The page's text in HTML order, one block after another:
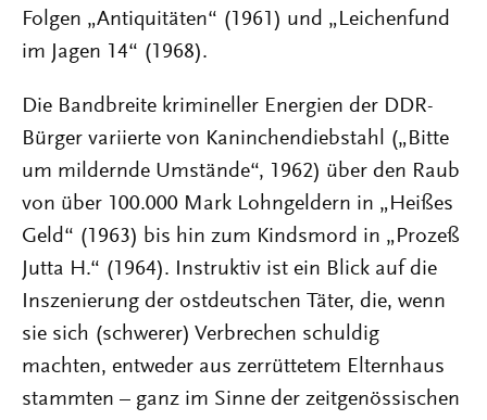
Folgen „Antiquitäten“ (1961) und „Leichenfund
im Jagen 14“ (1968).
Die Bandbreite krimineller Energien der DDR-
Bürger variierte von Kaninchendiebstahl („Bitte
um mildernde Umstände“, 1962) über den Raub
von über 100.000 Mark Lohngeldern in „Heißes
Geld“ (1963) bis hin zum Kindsmord in „Prozeß
Jutta H.“ (1964). Instruktiv ist ein Blick auf die
Inszenierung der ostdeutschen Täter, die, wenn
sie sich (schwerer) Verbrechen schuldig
machten, entweder aus zerrüttetem Elternhaus
stammten – ganz im Sinne der zeitgenössischen